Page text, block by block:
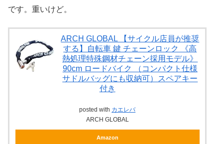
です。重いけど。
ARCH GLOBAL 【サイクル店員が推奨
する】自転車 鍵 チェーンロック 《高
熱処理特殊鋼材チェーン採用モデル》
90cm ロードバイク （コンパクト仕様
サドルバッグにも収納可）スペアキー
付き
posted with カエレバ
ARCH GLOBAL
Amazon